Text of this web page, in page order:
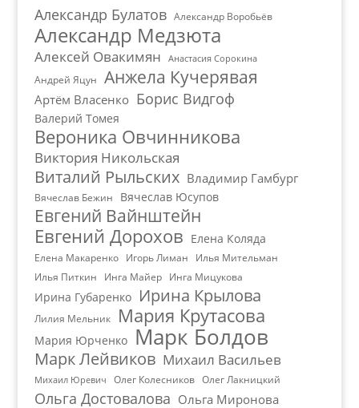
Александр Булатов Александр Воробьёв
Александр Медзюта
Алексей Овакимян Анастасия Сорокина
Андрей Яцун Анжела Кучерявая
Артём Власенко Борис Видгоф
Валерий Томея
Вероника Овчинникова
Виктория Никольская
Виталий Рыльских Владимир Гамбург
Вячеслав Бежин Вячеслав Юсупов
Евгений Вайнштейн
Евгений Дорохов Елена Коляда
Елена Макаренко Игорь Лиман
Илья Мительман
Илья Питкин
Инга Майер Инга Мицукова
Ирина Губаренко Ирина Крылова
Лилия Мельник Мария Крутасова
Мария Юрченко Марк Болдов
Марк Лейвиков Михаил Васильев
Михаил Юревич Олег Колесников Олег Лакницкий
Ольга Достовалова Ольга Миронова